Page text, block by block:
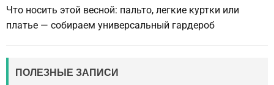
Что носить этой весной: пальто, легкие куртки или
платье — собираем универсальный гардероб
ПОЛЕЗНЫЕ ЗАПИСИ